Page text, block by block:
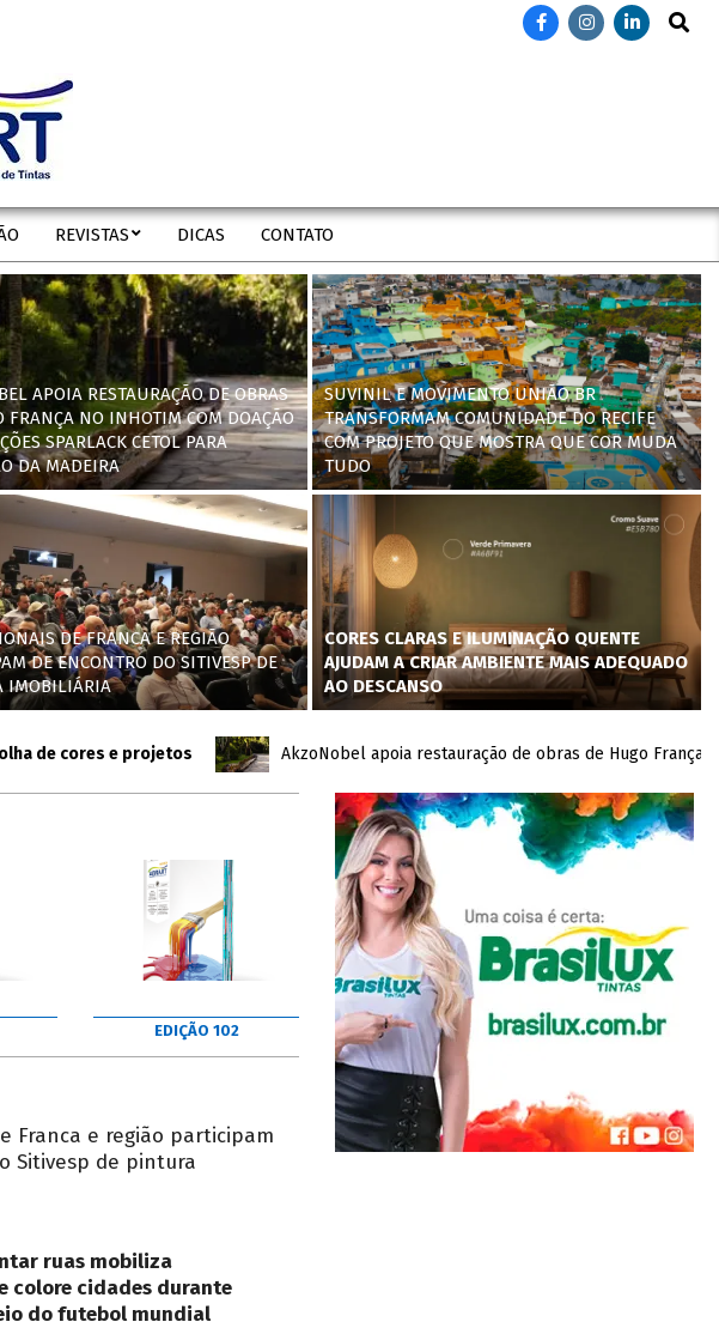
Search
REVISTAS DICAS CONTATO
APOIA RESTAURAÇÃO DE OBRAS
FRANÇA NO INHOTIM COM DOAÇÃO
SPARLACK CETOL PARA
DA MADEIRA
SUVINIL E MOVIMENTO UNIÃO BR
TRANSFORMAM COMUNIDADE DO RECIFE
COM PROJETO QUE MOSTRA QUE COR MUDA
TUDO
DE FRANCA E REGIÃO
DE ENCONTRO DO SITIVESP DE
IMOBILIÁRIA
CORES CLARAS E ILUMINAÇÃO QUENTE
AJUDAM A CRIAR AMBIENTE MAIS ADEQUADO
AO DESCANSO
cores e projetos AkzoNobel apoia restauração de obras de Hugo França no
EDIÇÃO 102
Franca e região participam
Sitivesp de pintura
ruas mobiliza
colore cidades durante
do futebol mundial